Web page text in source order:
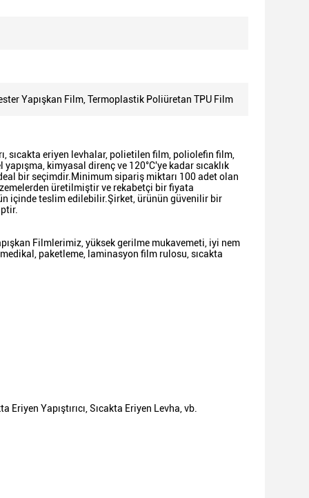
Yapışkan Film, Termoplastik Poliüretan TPU Film
sıcakta eriyen levhalar, polietilen film, poliolefin film,
kimyasal direnç ve 120°C'ye kadar sıcaklık
bir seçimdir.Minimum sipariş miktarı 100 adet olan
üretilmiştir ve rekabetçi bir fiyata
içinde teslim edilebilir.Şirket, ürünün güvenilir bir
Filmlerimiz, yüksek gerilme mukavemeti, iyi nem
paketleme, laminasyon film rulosu, sıcakta
Yapıştırıcı, Sıcakta Eriyen Levha, vb.